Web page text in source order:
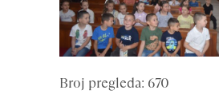
Broj pregleda: 670